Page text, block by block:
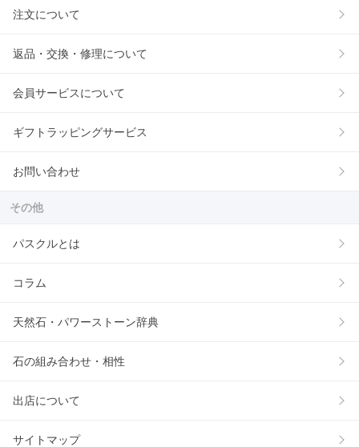
注文について
返品・交換・修理について
会員サービスについて
ギフトラッピングサービス
お問い合わせ
その他
パスクルとは
コラム
天然石・パワーストーン辞典
石の組み合わせ・相性
出店について
サイトマップ